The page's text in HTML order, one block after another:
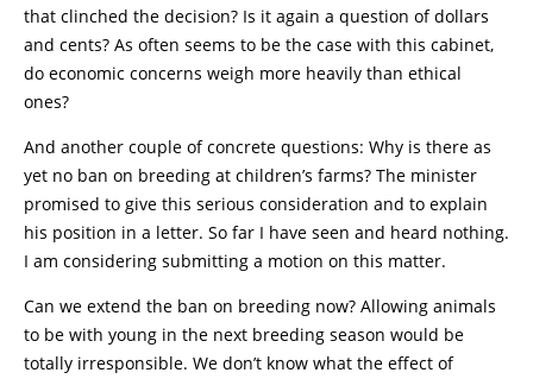
that clinched the decision? Is it again a question of dollars
and cents? As often seems to be the case with this cabinet,
do economic concerns weigh more heavily than ethical
ones?
And another couple of concrete questions: Why is there as
yet no ban on breeding at children’s farms? The minister
promised to give this serious consideration and to explain
his position in a letter. So far I have seen and heard nothing.
I am considering submitting a motion on this matter.
Can we extend the ban on breeding now? Allowing animals
to be with young in the next breeding season would be
totally irresponsible. We don’t know what the effect of